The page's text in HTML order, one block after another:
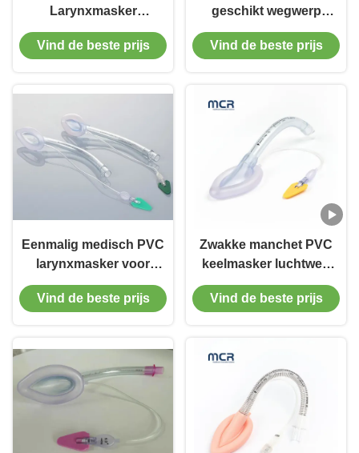
Larynxmasker
Luchtweg Larynxbuis
Luchtweg Silicone voor
Vind de beste prijs
geschikt wegwerp
siliconen keelmasker
intubatie LMA buis
Vind de beste prijs
Eenmalig medisch PVC
larynxmasker voor
luchtwegen voor
zuigelingen en kinderen
Vind de beste prijs
Zwakke manchet PVC
keelmasker luchtweg
met kleurcode
Vind de beste prijs